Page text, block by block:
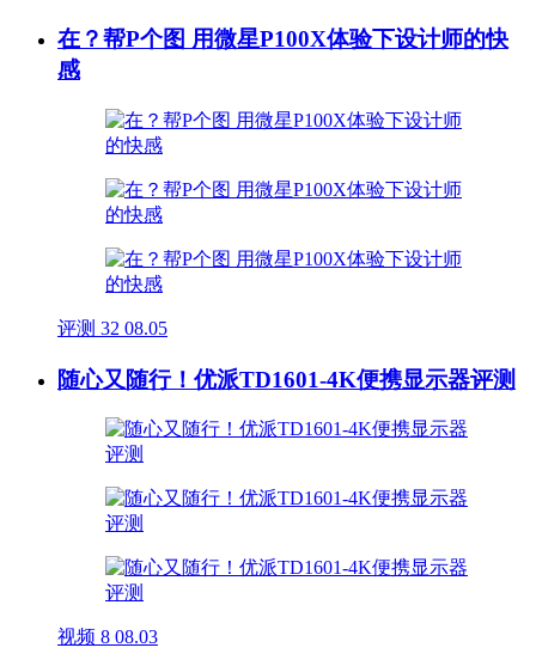
在？帮P个图 用微星P100X体验下设计师的快
感
评测 32 08.05
随心又随行！优派TD1601-4K便携显示器评测
视频 8 08.03